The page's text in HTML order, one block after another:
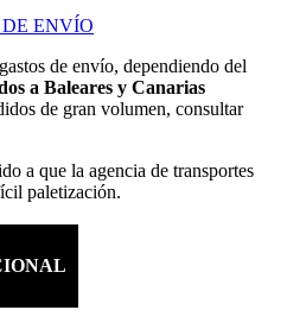
DE ENVÍO
de envío, dependiendo del
a Baleares y Canarias
de gran volumen, consultar
a que la agencia de transportes
paletización.